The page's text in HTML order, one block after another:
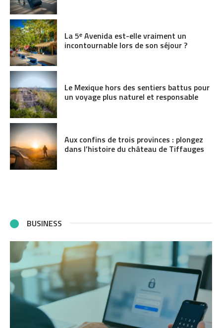
La 5ᵉ Avenida est-elle vraiment un
incontournable lors de son séjour ?
Le Mexique hors des sentiers battus pour
un voyage plus naturel et responsable
Aux confins de trois provinces : plongez
dans l’histoire du château de Tiffauges
BUSINESS